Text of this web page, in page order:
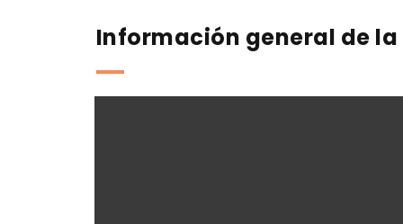
Información general de